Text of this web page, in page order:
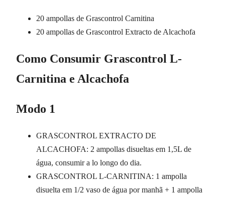
20 ampollas de Grascontrol Carnitina
20 ampollas de Grascontrol Extracto de Alcachofa
Como Consumir Grascontrol L-
Carnitina e Alcachofa
Modo 1
GRASCONTROL EXTRACTO DE
ALCACHOFA: 2 ampollas disueltas em 1,5L de
água, consumir a lo longo do dia.
GRASCONTROL L-CARNITINA: 1 ampolla
disuelta em 1/2 vaso de água por manhã + 1 ampolla